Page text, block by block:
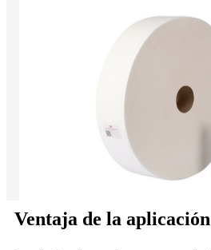
Ventaja de la aplicación